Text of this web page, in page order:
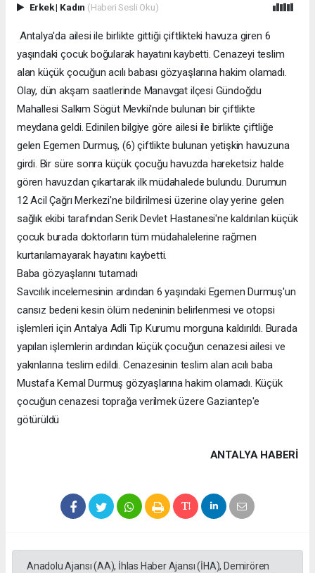
Erkek| Kadın (Haberi Sesli Oku)
Antalya'da ailesi ile birlikte gittiği çiftlikteki havuza giren 6
yaşındaki çocuk boğularak hayatını kaybetti. Cenazeyi teslim
alan küçük çocuğun acılı babası gözyaşlarına hakim olamadı.
Olay, dün akşam saatlerinde Manavgat ilçesi Gündoğdu
Mahallesi Salkım Sögüt Mevkii'nde bulunan bir çiftlikte
meydana geldi. Edinilen bilgiye göre ailesi ile birlikte çiftliğe
gelen Egemen Durmuş, (6) çiftlikte bulunan yetişkin havuzuna
girdi. Bir süre sonra küçük çocuğu havuzda hareketsiz halde
gören havuzdan çıkartarak ilk müdahalede bulundu. Durumun
12 Acil Çağrı Merkezi'ne bildirilmesi üzerine olay yerine gelen
sağlık ekibi tarafından Serik Devlet Hastanesi'ne kaldırılan küçük
çocuk burada doktorların tüm müdahalelerine rağmen
kurtarılamayarak hayatını kaybetti.
Baba gözyaşlarını tutamadı
Savcılık incelemesinin ardından 6 yaşındaki Egemen Durmuş'un
cansız bedeni kesin ölüm nedeninin belirlenmesi ve otopsi
işlemleri için Antalya Adli Tıp Kurumu morguna kaldırıldı. Burada
yapılan işlemlerin ardından küçük çocuğun cenazesi ailesi ve
yakınlarına teslim edildi. Cenazesinin teslim alan acılı baba
Mustafa Kemal Durmuş gözyaşlarına hakim olamadı. Küçük
çocuğun cenazesi toprağa verilmek üzere Gaziantep'e
götürüldü
ANTALYA HABERİ
Anadolu Ajansı (AA), İhlas Haber Ajansı (İHA), Demirören